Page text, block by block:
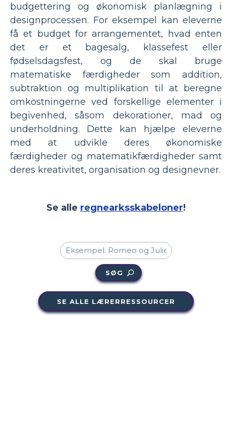
budgettering og økonomisk planlægning i
designprocessen. For eksempel kan eleverne
få et budget for arrangementet, hvad enten
det er et bagesalg, klassefest eller
fødselsdagsfest, og de skal bruge
matematiske færdigheder som addition,
subtraktion og multiplikation til at beregne
omkostningerne ved forskellige elementer i
begivenhed, såsom dekorationer, mad og
underholdning. Dette kan hjælpe eleverne
med at udvikle deres økonomiske
færdigheder og matematikfærdigheder samt
deres kreativitet, organisation og designevner.
Se alle regnearksskabeloner!
SØG
SE ALLE LÆRERRESSOURCER